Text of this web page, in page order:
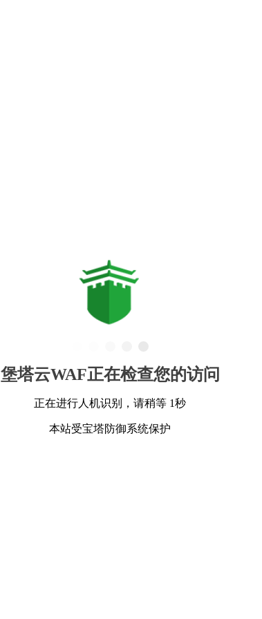
堡塔云WAF正在检查您的访问
正在进行人机识别，请稍等 1秒
本站受宝塔防御系统保护